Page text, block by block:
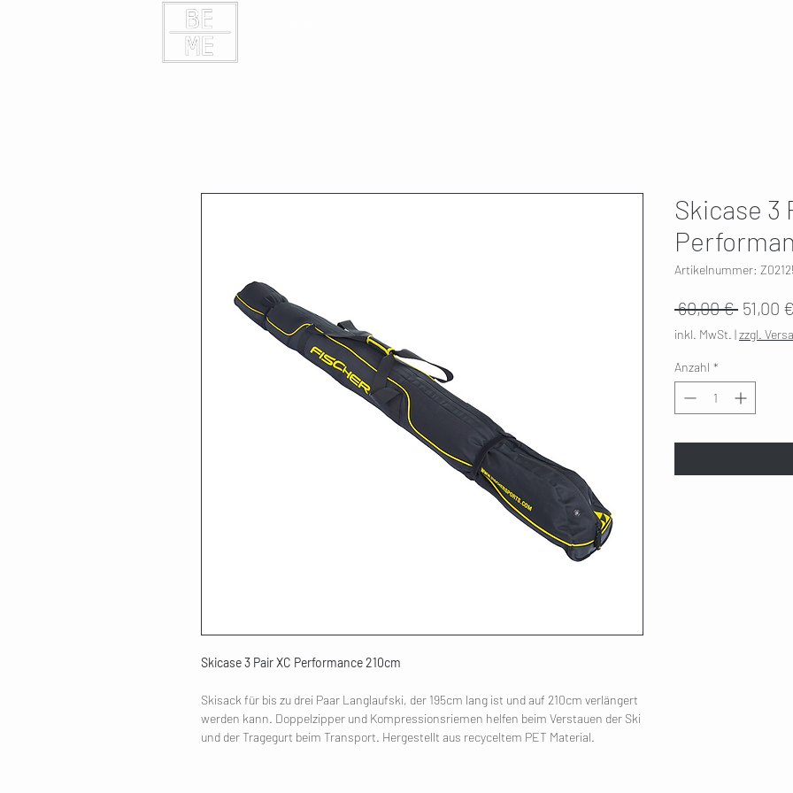
Skicase 3 Pair XC Performance 210cm
Skisack für bis zu drei Paar Langlaufski, der 195cm lang ist und auf 210cm verlängert
werden kann. Doppelzipper und Kompressionsriemen helfen beim Verstauen der Ski
und der Tragegurt beim Transport. Hergestellt aus recyceltem PET Material.
Skicase 3
Artikelnummer:
60,00 € 51,00 €
inkl. MwSt. |zzgl.
Anzahl *